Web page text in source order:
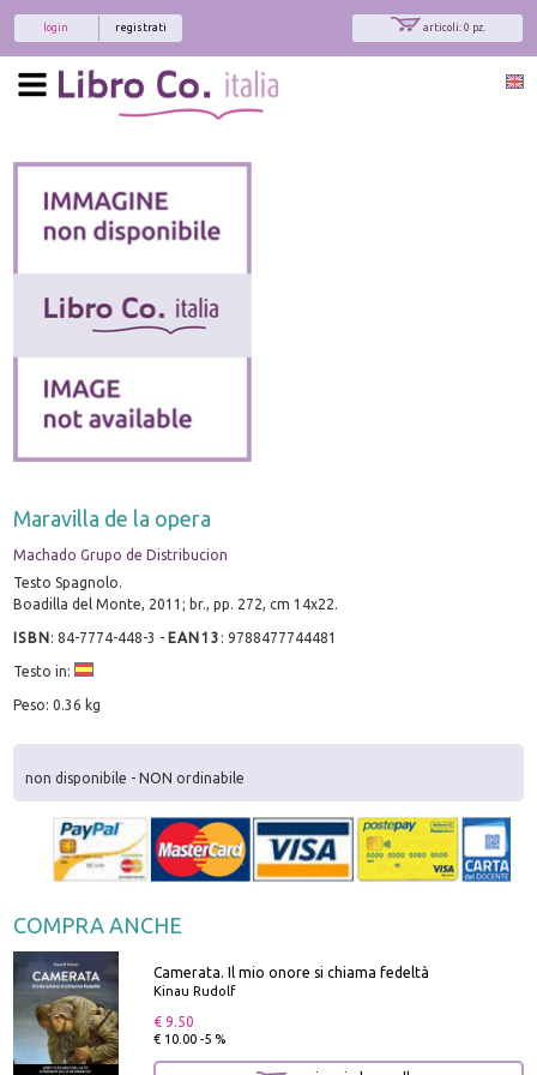
articoli: 0 pz.
registrati
login
Maravilla de la opera
Machado Grupo de Distribucion
Testo Spagnolo.
Boadilla del Monte, 2011; br., pp. 272, cm 14x22.
ISBN:84-7774-448-3 - EAN13 :9788477744481
Testo in:
Peso: 0.36 kg
non disponibile - NON ordinabile
COMPRA ANCHE
Camerata. Il mio onore si chiama fedeltà
Kinau Rudolf
€ 9.50
€ 10.00 -5 %